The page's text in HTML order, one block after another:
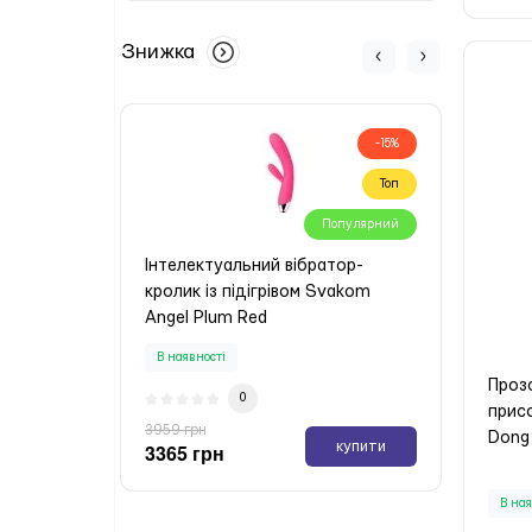
Знижка
-15%
Топ
Популярний
Інтелектуальний вібратор-
кролик із підігрівом Svakom
Angel Plum Red
В наявності
0
3959 грн
3365 грн купити
5799
В